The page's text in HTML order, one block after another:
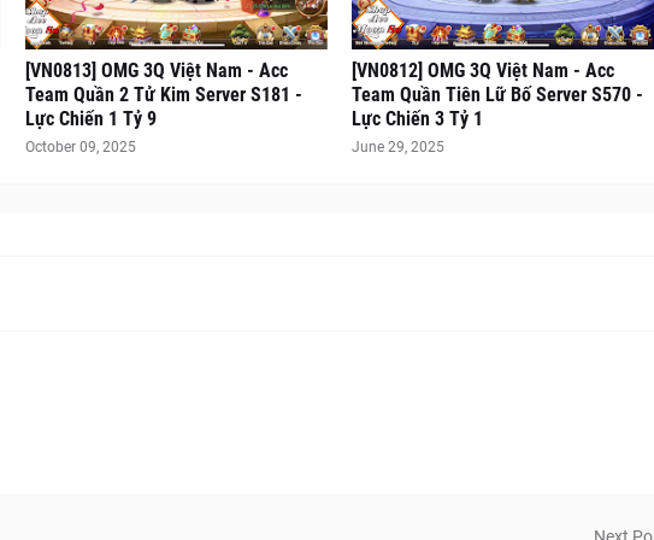
[VN0813] OMG 3Q Việt Nam - Acc
Team Quần 2 Tử Kim Server S181 -
Lực Chiến 1 Tỷ 9
October 09, 2025
[VN0812] OMG 3Q Việt Nam - Acc
Team Quần Tiên Lữ Bố Server S570 -
Lực Chiến 3 Tỷ 1
June 29, 2025
Next